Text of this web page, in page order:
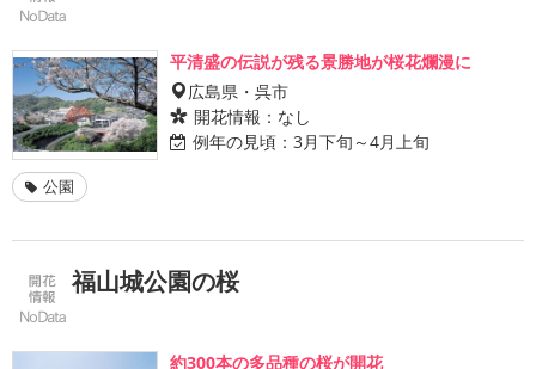
平清盛の伝説が残る景勝地が桜花爛漫に
広島県・呉市
開花情報： なし
例年の見頃： 3月下旬～4月上旬
公園
福山城公園の桜
約300本の多品種の桜が開花